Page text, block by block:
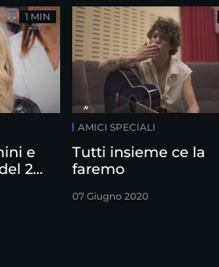
e
28
1 MIN
AMICI SPECIALI
Tutti insieme ce la
faremo
07 Giugno 2020